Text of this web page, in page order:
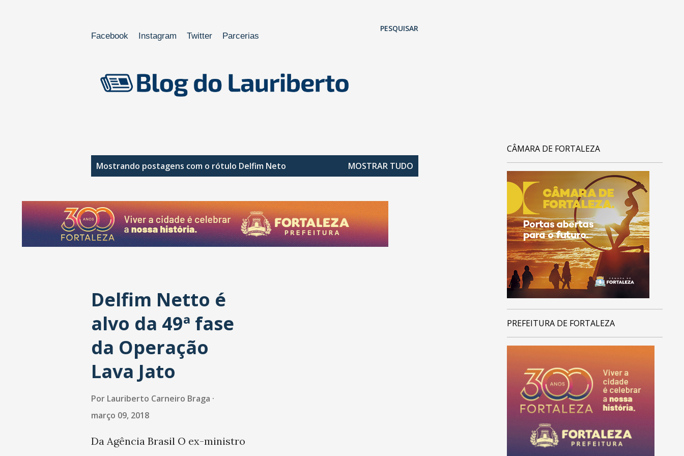
Facebook Instagram Twitter Parcerias
PESQUISAR
s
t
a
Mostrando postagens com o rótulo Delfim Neto MOSTRAR TUDO
Delfim Netto é
alvo da 49ª fase
da Operação
Lava Jato
Por Lauriberto Carneiro Braga
março 09, 2018
Da Agência Brasil O ex-ministro
CÂMARA DE FORTALEZA
PREFEITURA DE FORTALEZA